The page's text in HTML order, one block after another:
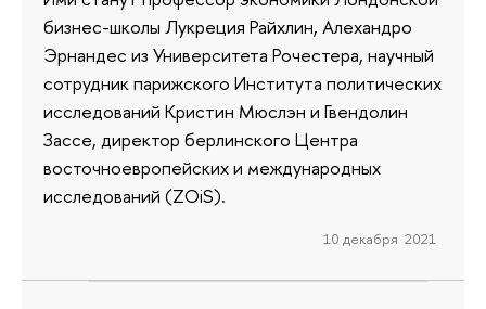
бизнес-школы Лукреция Райхлин, Алехандро
Эрнандес из Университета Рочестера, научный
сотрудник парижского Института политических
исследований Кристин Мюслэн и Гвендолин
Зассе, директор берлинского Центра
восточноевропейских и международных
исследований (ZOiS).
10 декабря 2021